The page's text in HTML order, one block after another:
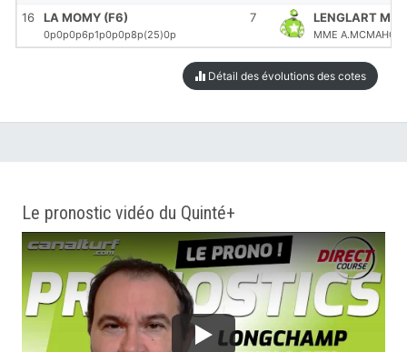
16 LA MOMY (F6)
0p0p0p6p1p0p0p8p(25)0p
7 LENGLART
MME
Détail des évolutions des cotes
Le pronostic vidéo du Quinté+